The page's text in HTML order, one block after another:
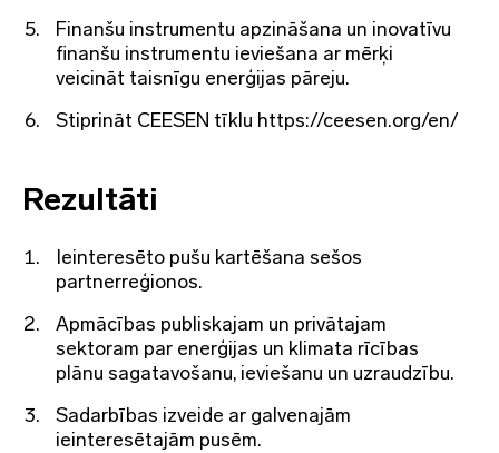
Finanšu instrumentu apzināšana un inovatīvu
finanšu instrumentu ieviešana ar mērķi
veicināt taisnīgu enerģijas pāreju.
Stiprināt CEESEN tīklu https://ceesen.org/en/
Rezultāti
Ieinteresēto pušu kartēšana sešos
partnerreģionos.
Apmācības publiskajam un privātajam
sektoram par enerģijas un klimata rīcības
plānu sagatavošanu, ieviešanu un uzraudzību.
Sadarbības izveide ar galvenajām
ieinteresētajām pusēm.